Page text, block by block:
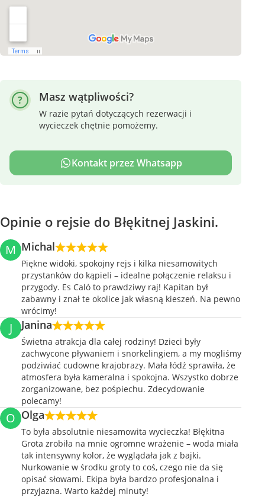
Masz wątpliwości?
W razie pytań dotyczących rezerwacji i
wycieczek chętnie pomożemy.
Kontakt przez Whatsapp
Opinie o rejsie do Błękitnej Jaskini.
M Michal
Piękne widoki, spokojny rejs i kilka niesamowitych
przystanków do kąpieli – idealne połączenie relaksu i
przygody. Es Caló to prawdziwy raj! Kapitan był
zabawny i znał te okolice jak własną kieszeń. Na pewno
wrócimy!
J Janina
Świetna atrakcja dla całej rodziny! Dzieci były
zachwycone pływaniem i snorkelingiem, a my mogliśmy
podziwiać cudowne krajobrazy. Mała łódź sprawiła, że
atmosfera była kameralna i spokojna. Wszystko dobrze
zorganizowane, bez pośpiechu. Zdecydowanie
polecamy!
O Olga
To była absolutnie niesamowita wycieczka! Błękitna
Grota zrobiła na mnie ogromne wrażenie – woda miała
tak intensywny kolor, że wyglądała jak z bajki.
Nurkowanie w środku groty to coś, czego nie da się
opisać słowami. Ekipa była bardzo profesjonalna i
przyjazna. Warto każdej minuty!